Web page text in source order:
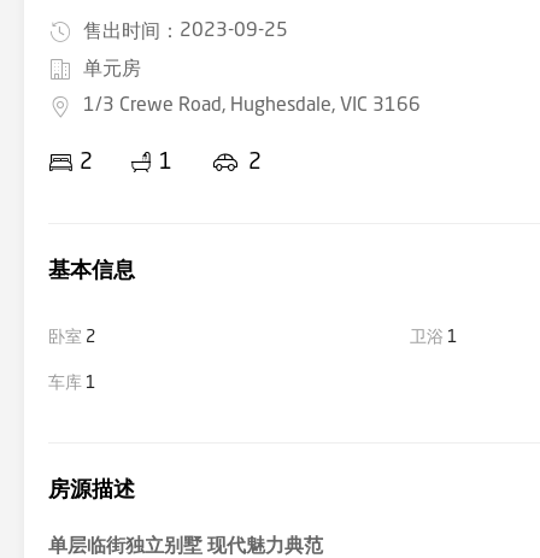
售出时间： 2023-09-25
单元房
1/3 Crewe Road, Hughesdale, VIC 3166
2 1 2
基本信息
卧室 2 卫浴 1
车库1
房源描述
单层临街独立别墅 现代魅力典范